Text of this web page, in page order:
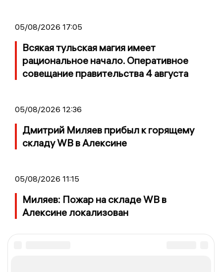
05/08/2026 17:05
Всякая тульская магия имеет
рациональное начало. Оперативное
совещание правительства 4 августа
05/08/2026 12:36
Дмитрий Миляев прибыл к горящему
складу WB в Алексине
05/08/2026 11:15
Миляев: Пожар на складе WB в
Алексине локализован